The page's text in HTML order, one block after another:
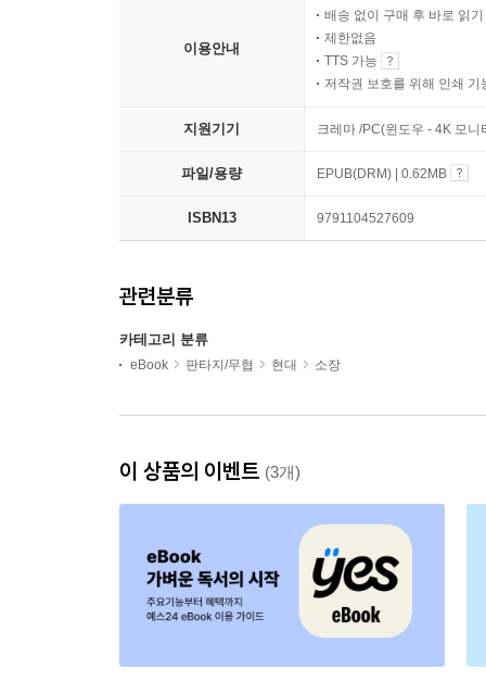
이용안내
배송 없이 구매 후 바로 읽기
제한없음
TTS 가능
저작권 보호를 위해 인쇄 기
지원기기 크레마 /PC(윈도우 - 4K 모
파일/용량 EPUB(DRM) | 0.62MB
ISBN13 9791104527609
관련분류
카테고리 분류
eBook 판타지/무협 현대 소장
이 상품의 이벤트 (3개)